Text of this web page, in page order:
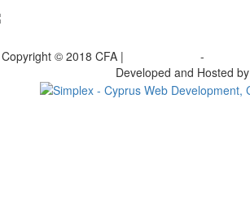
Copyright © 2018 CFA | -
Developed and Hosted by